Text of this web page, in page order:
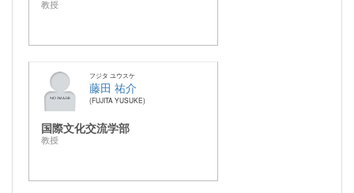
教授
フジタ ユウスケ
藤田 祐介
FUJITA YUSUKE
国際文化交流学部
教授